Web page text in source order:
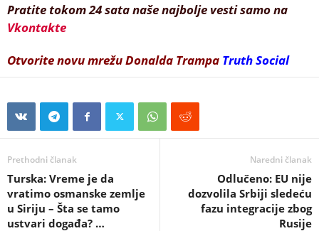
Pratite tokom 24 sata naše najbolje vesti samo na
Vkontakte
Otvorite novu mrežu Donalda Trampa Truth Social
Prethodni članak
Turska: Vreme je da
vratimo osmanske zemlje
u Siriju – Šta se tamo
ustvari događa? …
Naredni članak
Odlučeno: EU nije
dozvolila Srbiji sledeću
fazu integracije zbog
Rusije